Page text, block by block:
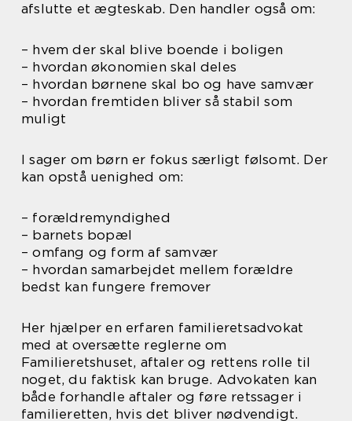
afslutte et ægteskab. Den handler også om:
– hvem der skal blive boende i boligen
– hvordan økonomien skal deles
– hvordan børnene skal bo og have samvær
– hvordan fremtiden bliver så stabil som
muligt
I sager om børn er fokus særligt følsomt. Der
kan opstå uenighed om:
– forældremyndighed
– barnets bopæl
– omfang og form af samvær
– hvordan samarbejdet mellem forældre
bedst kan fungere fremover
Her hjælper en erfaren familieretsadvokat
med at oversætte reglerne om
Familieretshuset, aftaler og rettens rolle til
noget, du faktisk kan bruge. Advokaten kan
både forhandle aftaler og føre retssager i
familieretten, hvis det bliver nødvendigt.